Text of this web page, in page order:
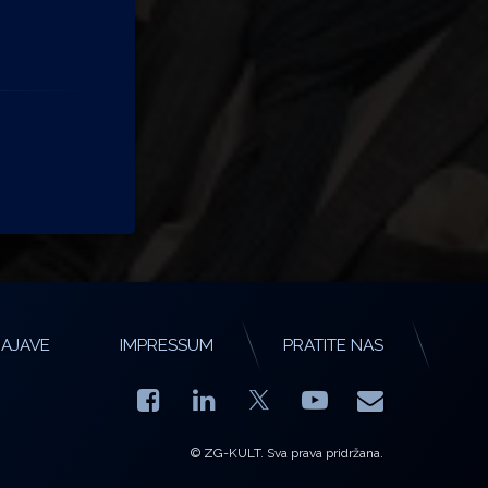
IMPRESSUM PRATITE NAS
Facebook
LinkedIn YouTube
E-mail
© ZG-KULT. Sva prava pridržana.